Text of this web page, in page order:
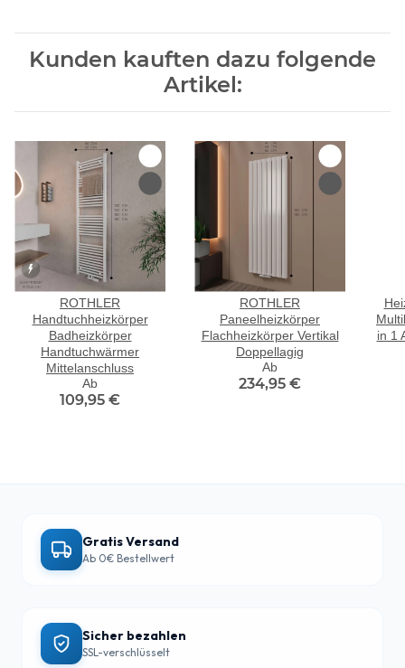
Kunden kauften dazu folgende
Artikel:
ROTHLER
Handtuchheizkörper
Badheizkörper
Handtuchwärmer
Mittelanschluss
Ab
109,95 €
ROTHLER
Paneelheizkörper
Flachheizkörper Vertikal
Doppellagig
Ab
234,95 €
in 1
Gratis Versand
Ab 0€ Bestellwert
Sicher bezahlen
SSL-verschlüsselt